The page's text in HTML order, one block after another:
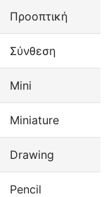
Προοπτική
Σύνθεση
Mini
Miniature
Drawing
Pencil